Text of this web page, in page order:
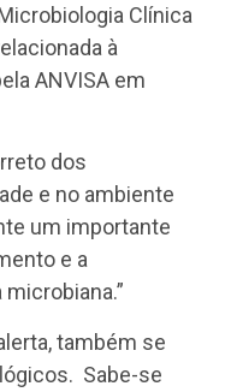
Clínica
à
ANVISA em
dos
e no ambiente
um importante
e a
também se
Sabe-se